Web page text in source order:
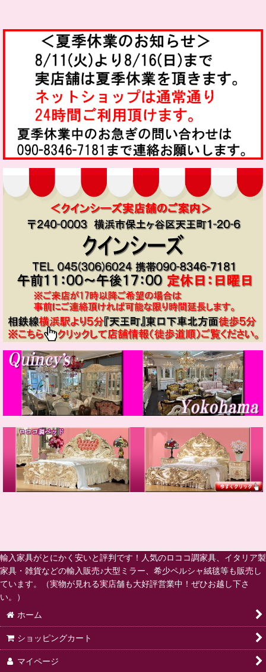
輸入家具がとにかく安いと評判です！人気のロココ調家具、イタリア製
家具・雑貨などの輸入販売♪大型ミラー、希少ペルシャ絨毯等も販売し
ています。（実物が見れる実店舗も大好評営業中！ぜひお越し下さ
い。）
ホーム
ショッピングカート
マイページ